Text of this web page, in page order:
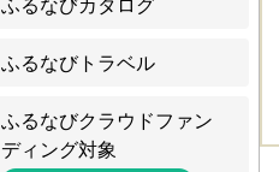
ふるなびカタログ
ふるなびトラベル
ふるなびクラウドファン
ディング対象